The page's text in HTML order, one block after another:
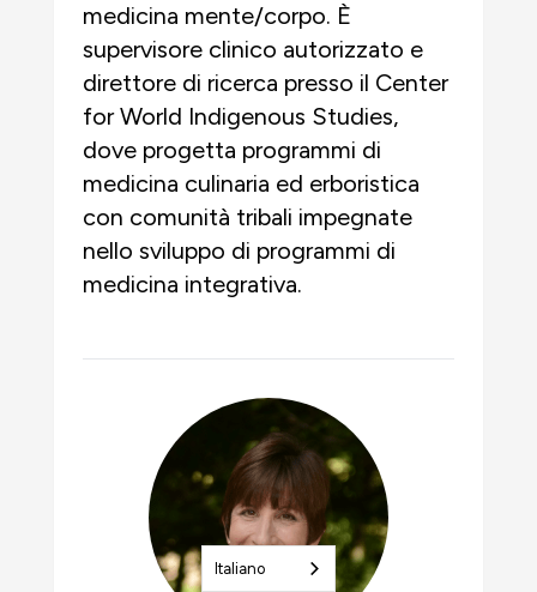
medicina mente/corpo. È
supervisore clinico autorizzato e
direttore di ricerca presso il Center
for World Indigenous Studies,
dove progetta programmi di
medicina culinaria ed erboristica
con comunità tribali impegnate
nello sviluppo di programmi di
medicina integrativa.
Italiano